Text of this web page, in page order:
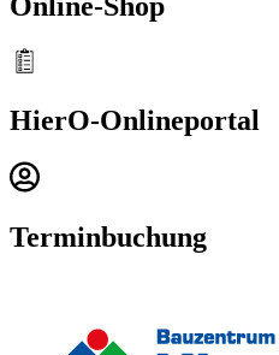
HierO-Onlineportal
Terminbuchung